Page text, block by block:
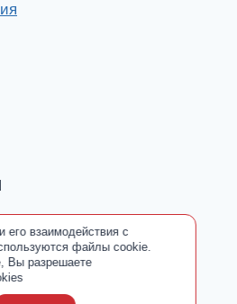
данных
его взаимодействия с
файлы cookie.
Вы разрешаете